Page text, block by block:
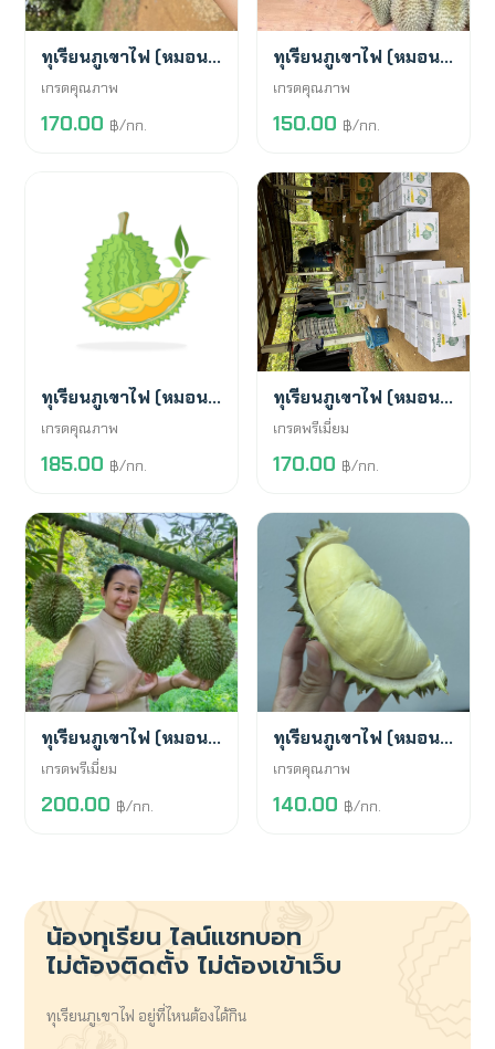
พร้อมขาย ทุเรียนภูเขาไฟ (หมอนทอง)
เกรดคุณภาพ
170.00 ฿/กก.
พร้อมขาย ทุเรียนภูเขาไฟ (หมอนทอง)
เกรดคุณภาพ
150.00 ฿/กก.
สั่งจองล่วงหน้า ทุเรียนภูเขาไฟ (หมอนทอง)
เกรดคุณภาพ
185.00 ฿/กก.
พร้อมขาย ทุเรียนภูเขาไฟ (หมอนทอง)
เกรดพรีเมี่ยม
170.00 ฿/กก.
สั่งจองล่วงหน้า ทุเรียนภูเขาไฟ (หมอนทอง)
เกรดพรีเมี่ยม
200.00 ฿/กก.
พร้อมขาย ทุเรียนภูเขาไฟ (หมอนทอง)
เกรดคุณภาพ
140.00 ฿/กก.
น้องทุเรียน ไลน์แชทบอท
ไม่ต้องติดตั้ง ไม่ต้องเข้าเว็บ
ทุเรียนภูเขาไฟ อยู่ที่ไหนต้องได้กิน